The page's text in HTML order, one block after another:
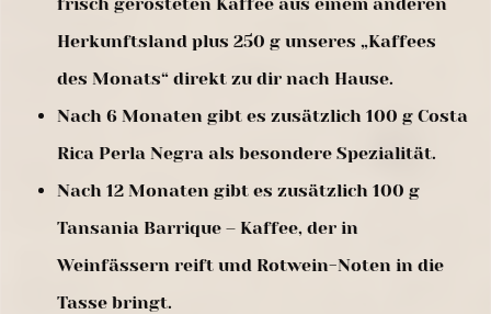
Herkunftsland plus 250 g unseres „Kaffees
des Monats“ direkt zu dir nach Hause.
Nach 6 Monaten gibt es zusätzlich 100 g Costa
Rica Perla Negra als besondere Spezialität.
Nach 12 Monaten gibt es zusätzlich 100 g
Tansania Barrique – Kaffee, der in
Weinfässern reift und Rotwein-Noten in die
Tasse bringt.